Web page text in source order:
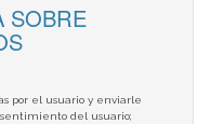
SOBRE
por el usuario y enviarle
del usuario;